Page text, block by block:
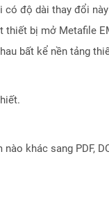
có độ dài thay đổi
thiết bị mở Metafile
bất kể nền tảng
khác sang PDF,